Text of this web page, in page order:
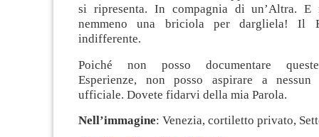
si ripresenta. In compagnia di un’Altra. E
nemmeno una briciola per dargliela! Il
indifferente.
Poiché non posso documentare
Esperienze, non posso aspirare a nessun
ufficiale. Dovete fidarvi della mia Parola.
Nell’immagine: Venezia, cortiletto privato,